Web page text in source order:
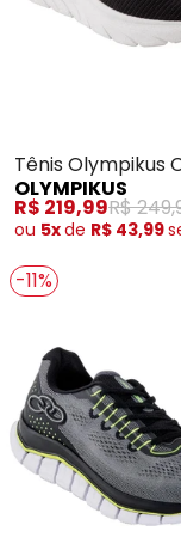
Tênis Olympikus
(Preto)
OLYMPIKUS
R$ 219,99R$
ou 5xde R$ 43,99
-11%